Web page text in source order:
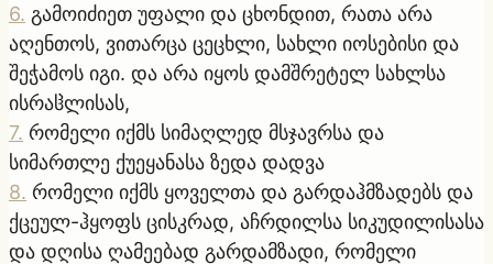
6. გამოიძიეთ უფალი და ცხონდით, რათა არა
აღენთოს, ვითარცა ცეცხლი, სახლი იოსებისი და
შეჭამოს იგი. და არა იყოს დამშრეტელ სახლსა
ისრაჱლისას,
7. რომელი იქმს სიმაღლედ მსჯავრსა და
სიმართლე ქუეყანასა ზედა დადვა
8. რომელი იქმს ყოველთა და გარდაჰმზადებს და
ქცეულ-ჰყოფს ცისკრად, აჩრდილსა სიკუდილისასა
და დღისა ღამეებად გარდამზადი, რომელი